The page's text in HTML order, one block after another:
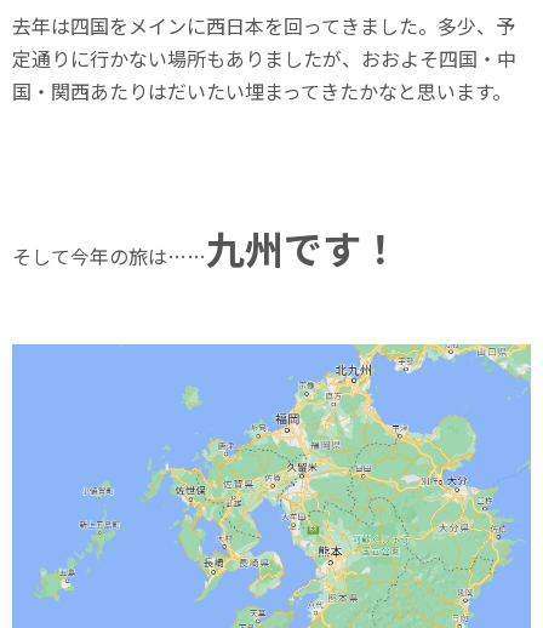
去年は四国をメインに西日本を回ってきました。多少、予
定通りに行かない場所もありましたが、おおよそ四国・中
国・関西あたりはだいたい埋まってきたかなと思います。
そして今年の旅は……九州です！